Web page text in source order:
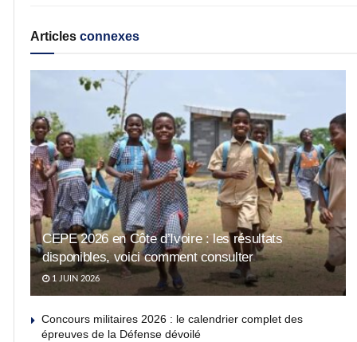
Articles connexes
CEPE 2026 en Côte d’Ivoire : les résultats
disponibles, voici comment consulter
1 JUIN 2026
Concours militaires 2026 : le calendrier complet des
épreuves de la Défense dévoilé